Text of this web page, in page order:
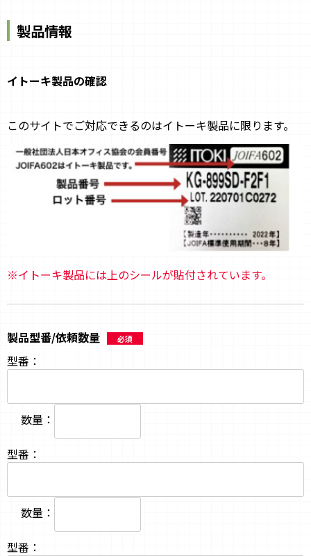
製品情報
イトーキ製品の確認
このサイトでご対応できるのはイトーキ製品に限ります。
※イトーキ製品には上のシールが貼付されています。
製品型番/依頼数量 必須
型番：
数量：
型番：
数量：
型番：